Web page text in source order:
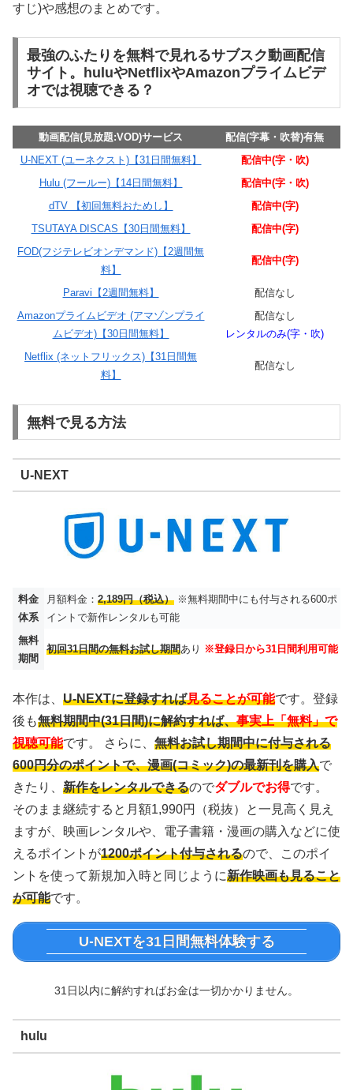
すじ)や感想のまとめです。
最強のふたりを無料で見れるサブスク動画配信
サイト。huluやNetflixやAmazonプライムビデ
オでは視聴できる？
動画配信(見放題:VOD)サービス
配信(字幕・吹替)有無
U-NEXT (ユーネクスト)【31日間無料】
配信中(字・吹)
Hulu (フールー)【14日間無料】
配信中(字・吹)
dTV 【初回無料おためし】
配信中(字)
TSUTAYA DISCAS【30日間無料】
配信中(字)
FOD(フジテレビオンデマンド)【2週間無
料】
配信中(字)
Paravi【2週間無料】
配信なし
Amazonプライムビデオ (アマゾンプライ
ムビデオ)【30日間無料】
配信なし
レンタルのみ(字・吹)
Netflix (ネットフリックス)【31日間無
料】
配信なし
無料で見る方法
U-NEXT
料金
体系
月額料金： 2,189円（税込） ※無料期間中にも付与される600ポ
イントで新作レンタルも可能
無料
期間
初回31日間の無料お試し期間あり ※登録日から31日間利用可能
本作は、 U-NEXTに登録すれば見ることが可能です。登録
後も無料期間中(31日間)に解約すれば、事実上「無料」で
視聴可能です。 さらに、 無料お試し期間中に付与される
600円分のポイントで、漫画(コミック)の最新刊を購入で
きたり、 新作をレンタルできるのでダブルでお得です。
そのまま継続すると月額1,990円（税抜）と一見高く見え
ますが、映画レンタルや、電子書籍・漫画の購入などに使
えるポイントが1200ポイント付与されるので、このポイ
ントを使って新規加入時と同じように新作映画も見ること
が可能です。
U-NEXTを31日間無料体験する
31日以内に解約すればお金は一切かかりません。
hulu